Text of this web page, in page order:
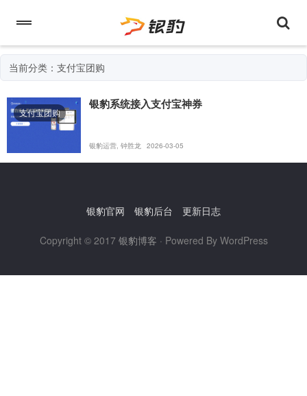
当前分类：支付宝团购
支付宝团购
银豹系统接入支付宝神券
银豹运营, 钟胜龙 2026-03-05
银豹官网 银豹后台 更新日志
Copyright © 2017 银豹博客 · Powered By WordPress